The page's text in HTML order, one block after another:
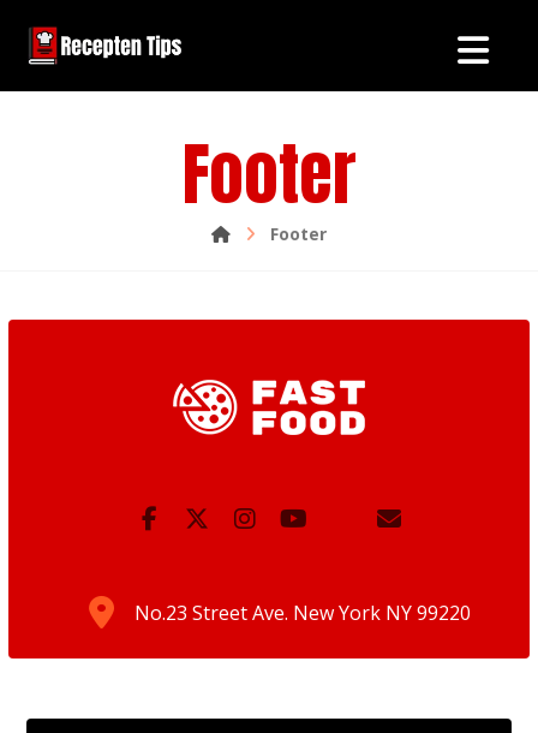
Footer
Footer
No.23 Street Ave. New York NY 99220